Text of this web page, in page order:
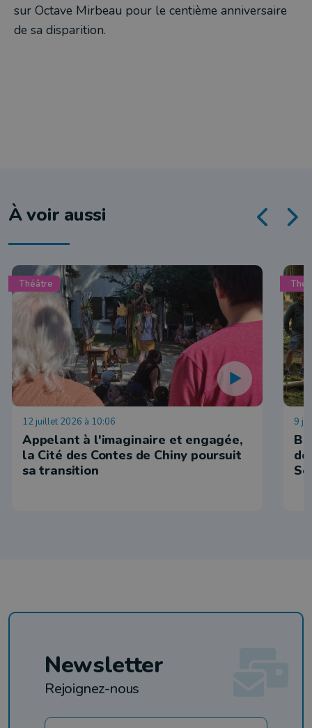
sur Octave Mirbeau pour le centième anniversaire
de sa disparition.
À voir aussi
Théâtre
12 juillet 2026 à 10:06
Appelant à l'imaginaire et engagée,
la Cité des Contes de Chiny poursuit
sa transition
9
Newsletter
Rejoignez-nous